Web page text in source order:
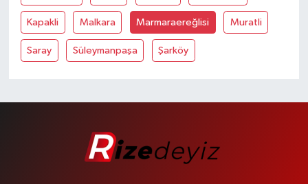
Kapakli Malkara Marmaraereğlisi Muratli
Saray Süleymanpaşa Şarköy